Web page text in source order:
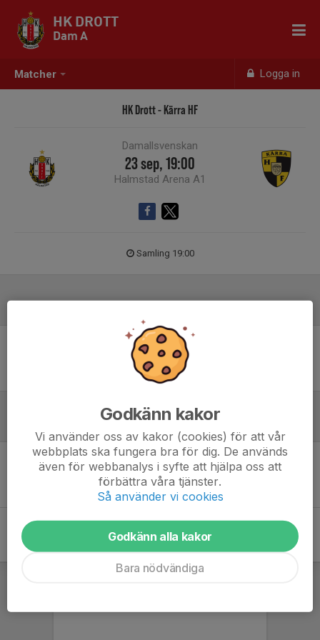
Matcher Logga in
HK DROTT
Dam A
HK Drott - Kärra HF
Damallsvenskan
23 sep, 19:00
Halmstad Arena A1
Samling 19:00
Ingen uppställning ifylld
Inget skrivet
Godkänn kakor
Vi använder oss av kakor (cookies) för att vår
webbplats ska fungera bra för dig. De används
även för webbanalys i syfte att hjälpa oss att
förbättra våra tjänster.
Så använder vi cookies
Godkänn alla kakor
Bara nödvändiga